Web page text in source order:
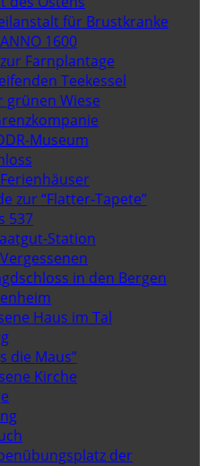
für Brustkranke
1600
Farnplantage
Teekessel
grünen Wiese
Museum
zur “Flatter-Tapete”
537
Station
in den Bergen
Haus im Tal
die Maus”
Kirche
der